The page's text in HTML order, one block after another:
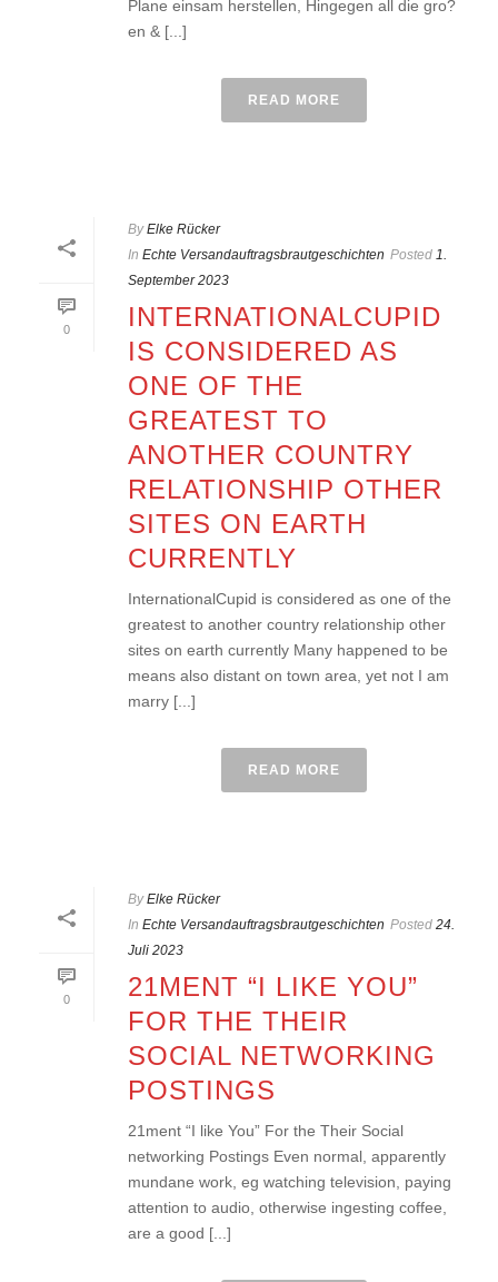
Plane einsam herstellen, Hingegen all die gro?
en & [...]
READ MORE
0
By Elke Rücker
In Echte Versandauftragsbrautgeschichten Posted 1.
September 2023
INTERNATIONALCUPID
IS CONSIDERED AS
ONE OF THE
GREATEST TO
ANOTHER COUNTRY
RELATIONSHIP OTHER
SITES ON EARTH
CURRENTLY
InternationalCupid is considered as one of the
greatest to another country relationship other
sites on earth currently Many happened to be
means also distant on town area, yet not I am
marry [...]
READ MORE
0
By Elke Rücker
In Echte Versandauftragsbrautgeschichten Posted 24.
Juli 2023
21MENT “I LIKE YOU”
FOR THE THEIR
SOCIAL NETWORKING
POSTINGS
21ment “I like You” For the Their Social
networking Postings Even normal, apparently
mundane work, eg watching television, paying
attention to audio, otherwise ingesting coffee,
are a good [...]